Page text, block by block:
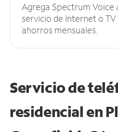
Agrega Spectrum Voice
servicio de Internet o
ahorros mensuales.
Servicio de
residencial en